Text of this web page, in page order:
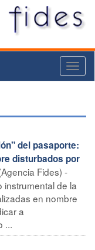
del pasaporte:
disturbados por
Fides) -
instrumental de la
en nombre
a
...